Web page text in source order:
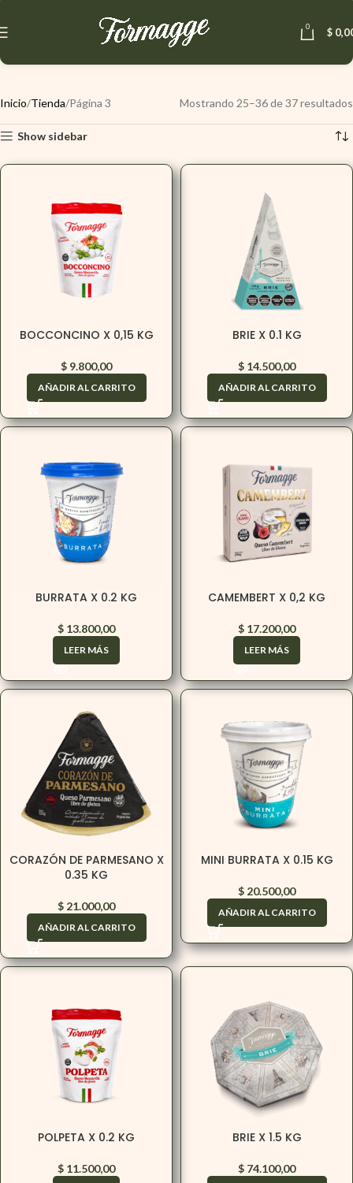
0 $
Inicio Tienda Página 3 Mostrando 25–36 de 37 resultados
Show sidebar
BOCCONCINO X 0,15 KG
$ 9.800,00
AÑADIR AL CARRITO
BRIE X 0.1 KG
$ 14.500,00
AÑADIR AL CARRITO
BURRATA X 0.2 KG
$ 13.800,00
LEER MÁS
CAMEMBERT X 0,2 KG
$ 17.200,00
LEER MÁS
CORAZÓN DE PARMESANO X
0.35 KG
$ 21.000,00
AÑADIR AL CARRITO
MINI BURRATA X 0.15 KG
$ 20.500,00
AÑADIR AL CARRITO
POLPETA X 0.2 KG
$ 11.500,00
BRIE X 1.5 KG
$ 74.100,00